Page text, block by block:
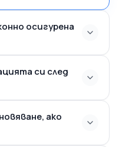
осигурена
си след
ако